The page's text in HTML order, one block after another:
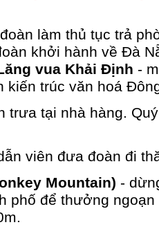
làm thủ tục trả
khởi hành về Đà
vua Khải Định -
trúc văn hoá
trưa tại nhà hàng.
viên đưa đoàn đi
Mountain) -
phố để thưởng